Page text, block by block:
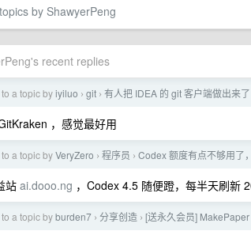
by ShawyerPeng
recent replies
a topic byiyiluo › git › 有人把 IDEA 的 git 客户端做出来了
，感觉最好用
a topic byVeryZero › 程序员 › Codex 额度有点不够用了
站 ai.dooo.ng ，Codex 4.5 随便蹬，每半天刷新
a topic byburden7 › 分享创造 › [送永久会员]